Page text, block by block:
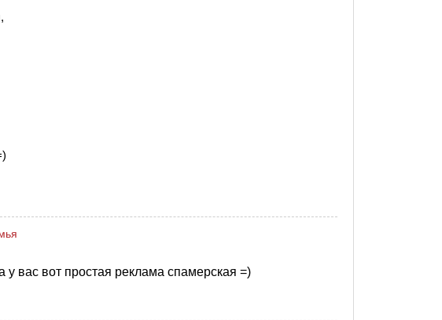
вас вот простая реклама спамерская =)